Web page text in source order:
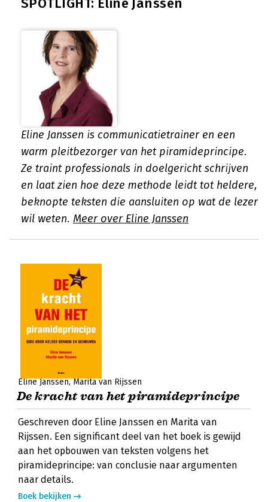
SPOTLIGHT: Eline Janssen
Eline Janssen is communicatietrainer en een
warm pleitbezorger van het piramideprincipe.
Ze traint professionals in doelgericht schrijven
en laat zien hoe deze methode leidt tot heldere,
beknopte teksten die aansluiten op wat de lezer
wil weten. Meer over Eline Janssen
Eline Janssen Marita van Rijssen
De kracht van het piramideprincipe
Geschreven door Eline Janssen en Marita van
Rijssen. Een significant deel van het boek is gewijd
aan het opbouwen van teksten volgens het
piramideprincipe: van conclusie naar argumenten
naar details.
Boek bekijken